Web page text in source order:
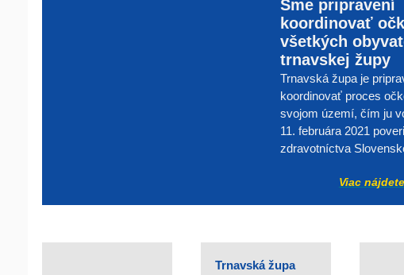
Sme pripravení
koordinovať
všetkých
trnavskej župy
Trnavská župa je
koordinovať proces
svojom území, čím ju
11. februára 2021
zdravotníctva
Viac
Trnavská župa